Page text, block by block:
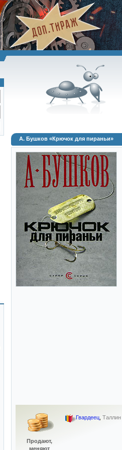
А. Бушков «Крючок для пираньи»
Продают,
меняют
Гвардеец, Таллин